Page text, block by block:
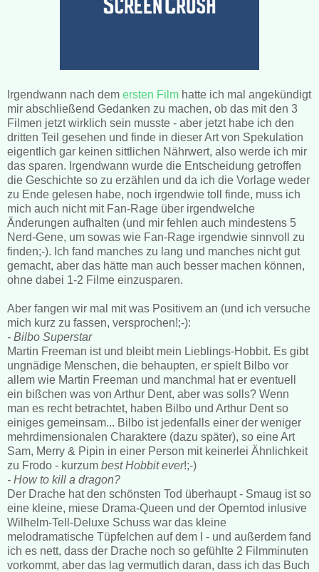
Irgendwann nach dem ersten Film hatte ich mal angekündigt
mir abschließend Gedanken zu machen, ob das mit den 3
Filmen jetzt wirklich sein musste - aber jetzt habe ich den
dritten Teil gesehen und finde in dieser Art von Spekulation
eigentlich gar keinen sittlichen Nährwert, also werde ich mir
das sparen. Irgendwann wurde die Entscheidung getroffen
die Geschichte so zu erzählen und da ich die Vorlage weder
zu Ende gelesen habe, noch irgendwie toll finde, muss ich
mich auch nicht mit Fan-Rage über irgendwelche
Änderungen aufhalten (und mir fehlen auch mindestens 5
Nerd-Gene, um sowas wie Fan-Rage irgendwie sinnvoll zu
finden;-). Ich fand manches zu lang und manches nicht gut
gemacht, aber das hätte man auch besser machen können,
ohne dabei 1-2 Filme einzusparen.
Aber fangen wir mal mit was Positivem an (und ich versuche
mich kurz zu fassen, versprochen!;-):
- Bilbo Superstar
Martin Freeman ist und bleibt mein Lieblings-Hobbit. Es gibt
ungnädige Menschen, die behaupten, er spielt Bilbo vor
allem wie Martin Freeman und manchmal hat er eventuell
ein bißchen was von Arthur Dent, aber was solls? Wenn
man es recht betrachtet, haben Bilbo und Arthur Dent so
einiges gemeinsam... Bilbo ist jedenfalls einer der weniger
mehrdimensionalen Charaktere (dazu später), so eine Art
Sam, Merry & Pipin in einer Person mit keinerlei Ähnlichkeit
zu Frodo - kurzum best Hobbit ever!;-)
- How to kill a dragon?
Der Drache hat den schönsten Tod überhaupt - Smaug ist so
eine kleine, miese Drama-Queen und der Operntod inlusive
Wilhelm-Tell-Deluxe Schuss war das kleine
melodramatische Tüpfelchen auf dem I - und außerdem fand
ich es nett, dass der Drache noch so gefühlte 2 Filmminuten
vorkommt, aber das lag vermutlich daran, dass ich das Buch